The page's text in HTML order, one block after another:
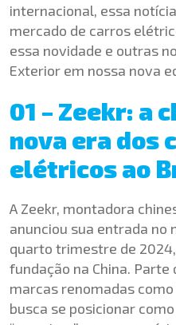
internacional, essa
mercado de carros
essa novidade e outras
Exterior em nossa nova
01 – Zeekr: a
nova era dos
elétricos ao
A Zeekr, montadora
anunciou sua entrada no
quarto trimestre de
fundação na China. Parte
marcas renomadas
busca se posicionar